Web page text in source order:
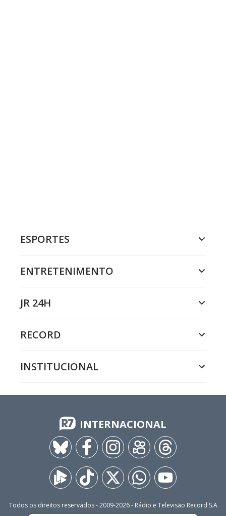
ESPORTES
ENTRETENIMENTO
JR 24H
RECORD
INSTITUCIONAL
INTERNACIONAL
Todos os direitos reservados - 2009-2026- Rádio e Televisão Record S.A